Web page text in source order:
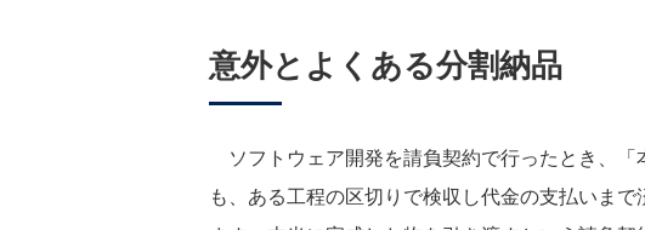
意外とよくある分割納品
ソフトウェア開発を請負契約で行ったとき、
も、ある工程の区切りで検収し代金の支払いま